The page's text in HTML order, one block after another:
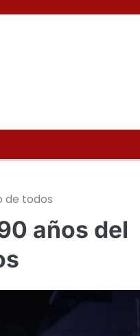
de todos
años del